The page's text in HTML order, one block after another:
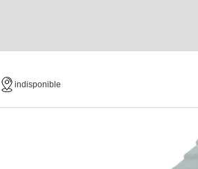
indisponible